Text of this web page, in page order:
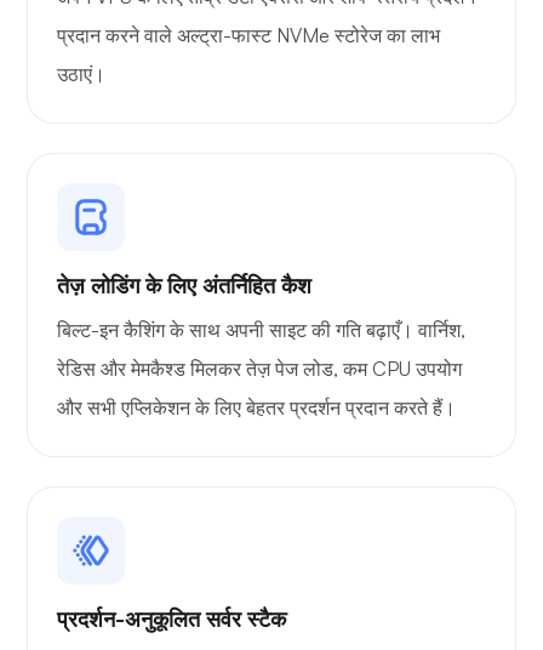
प्रदान करने वाले अल्ट्रा-फास्ट NVMe स्टोरेज का लाभ
उठाएं।
तेज़ लोडिंग के लिए अंतर्निहित कैश
बिल्ट-इन कैशिंग के साथ अपनी साइट की गति बढ़ाएँ। वार्निश,
रेडिस और मेमकैश्ड मिलकर तेज़ पेज लोड, कम CPU उपयोग
और सभी एप्लिकेशन के लिए बेहतर प्रदर्शन प्रदान करते हैं।
प्रदर्शन-अनुकूलित सर्वर स्टैक